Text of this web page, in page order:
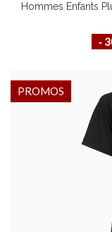
Hommes Enfants
‐
PROMOS